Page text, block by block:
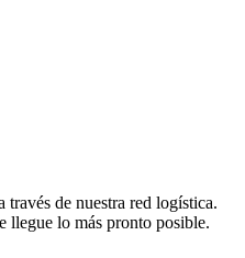
través de nuestra red logística.
llegue lo más pronto posible.